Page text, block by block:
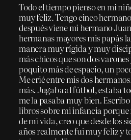
Todo el tiempo pienso en mi
muy feliz. Tengo cinco
después viene mi hermano
hermanas mayores mis papás
manera muy rígida y muy
más chicos que son dos
poquito más de espacio, un
Me crié entre mis dos
más. Jugaba al fútbol, estaba
me la pasaba muy bien.
libros sobre mi infancia
de mi vida, creo que desde los
años realmente fui muy feliz y